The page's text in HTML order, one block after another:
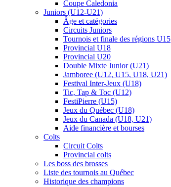
Coupe Caledonia
Juniors (U12-U21)
Âge et catégories
Circuits Juniors
Tournois et finale des régions U15
Provincial U18
Provincial U20
Double Mixte Junior (U21)
Jamboree (U12, U15, U18, U21)
Festival Inter-Jeux (U18)
Tic, Tap & Toc (U12)
FestiPierre (U15)
Jeux du Québec (U18)
Jeux du Canada (U18, U21)
Aide financière et bourses
Colts
Circuit Colts
Provincial colts
Les boss des brosses
Liste des tournois au Québec
Historique des champions